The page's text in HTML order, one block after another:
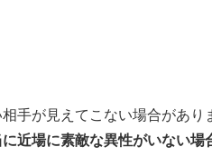
手が見えてこない場合があり
近場に素敵な異性がいない場